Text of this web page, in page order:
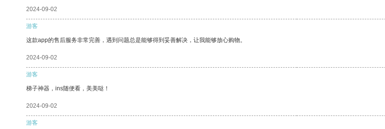
2024-09-02
游客
这款app的售后服务非常完善，遇到问题总是能够得到妥善解决，让我能够放心购物。
2024-09-02
游客
梯子神器，ins随便看，美美哒！
2024-09-02
游客